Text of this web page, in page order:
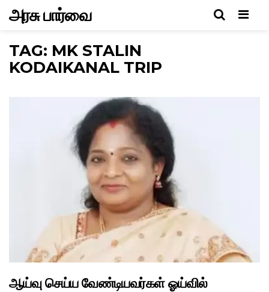
Menu
அரசு பார்வை
TAG: MK STALIN
KODAIKANAL TRIP
ஆய்வு செய்ய வேண்டியவர்கள் ஓய்வில்